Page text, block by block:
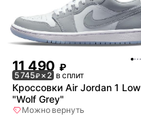
11 490 ₽
5 745₽× 2 в сплит
Кроссовки Air Jordan 1 Low
"Wolf Grey"
Можно вернуть